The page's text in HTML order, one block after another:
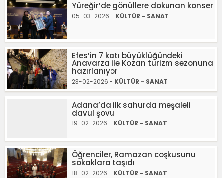
Yüreğir’de gönüllere dokunan konser
05-03-2026 - KÜLTÜR - SANAT
Efes’in 7 katı büyüklüğündeki
Anavarza ile Kozan turizm sezonuna
hazırlanıyor
23-02-2026 - KÜLTÜR - SANAT
Adana’da ilk sahurda meşaleli
davul şovu
19-02-2026 - KÜLTÜR - SANAT
Öğrenciler, Ramazan coşkusunu
sokaklara taşıdı
18-02-2026 - KÜLTÜR - SANAT